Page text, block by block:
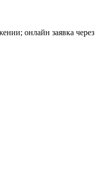
онлайн заявка через